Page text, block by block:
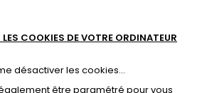
COOKIES DE VOTRE ORDINATEUR
désactiver les cookies...
être paramétré pour vous